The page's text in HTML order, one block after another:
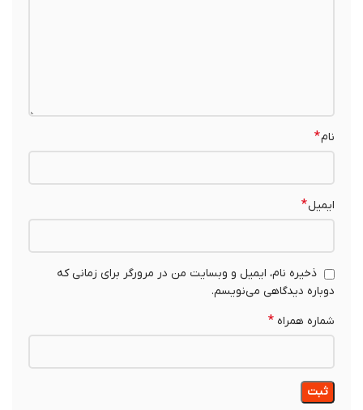
ایمیل*
ذخیره نام، ایمیل و وبسایت من در مرورگر برای زمانی که
دوباره دیدگاهی می‌نویسم.
شماره همراه*